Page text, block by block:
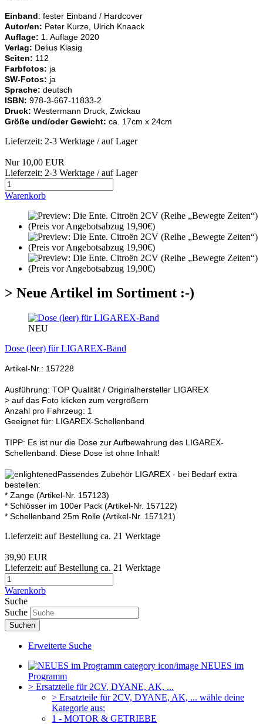
Einband: fester Einband / Hardcover
Autor/en: Peter Kurze, Ulrich Knaack
Auflage: 1. Auflage 2020
Verlag: Delius Klasig
Seiten: 112
Farbfotos: ja
SW-Fotos: ja
Sprache: deutsch
ISBN: 978-3-667-11833-2
Druck: Westermann Druck, Zwickau
Größe und/oder Gewicht: ca. 17cm x 24cm
Lieferzeit: 2-3 Werktage / auf Lager
Nur 10,00 EUR
Lieferzeit: 2-3 Werktage / auf Lager
Warenkorb
> Neue Artikel im Sortiment :-)
NEU
Dose (leer) für LIGAREX-Band
Artikel-Nr.: 157228
Ausführung: TOP Qualität / Originalhersteller LIGAREX
> auf das Foto klicken zum vergrößern
Anzahl pro Fahrzeug: 1
Geeignet für: LIGAREX-Schellenband
TIPP: Es ist nur die Dose zur Aufbewahrung des LIGAREX-
Schellenband. Diese Dose ist ohne Inhalt!
Passendes Zubehör LIGAREX - bei Bedarf extra
bestellen:
* Zange (Artikel-Nr. 157123)
* Schlösser im 100er Pack (Artikel-Nr. 157122)
* Schellenband 25m Rolle (Artikel-Nr. 157121)
Lieferzeit: auf Bestellung ca. 21 Werktage
39,90 EUR
Lieferzeit: auf Bestellung ca. 21 Werktage
Warenkorb
Suche
Suche
Suchen
Erweiterte Suche
NEUES im
Programm
> Ersatzteile für 2CV, DYANE, AK, ...
> Ersatzteile für 2CV, DYANE, AK, ... wähle deine
Kategorie aus:
1 - MOTOR & GETRIEBE